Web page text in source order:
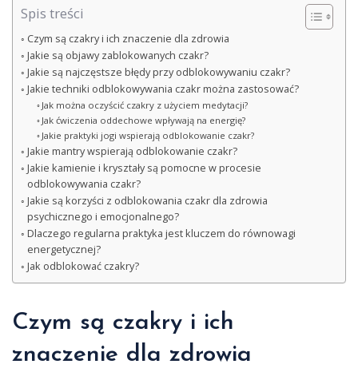
Spis treści
Czym są czakry i ich znaczenie dla zdrowia
Jakie są objawy zablokowanych czakr?
Jakie są najczęstsze błędy przy odblokowywaniu czakr?
Jakie techniki odblokowywania czakr można zastosować?
Jak można oczyścić czakry z użyciem medytacji?
Jak ćwiczenia oddechowe wpływają na energię?
Jakie praktyki jogi wspierają odblokowanie czakr?
Jakie mantry wspierają odblokowanie czakr?
Jakie kamienie i kryształy są pomocne w procesie
odblokowywania czakr?
Jakie są korzyści z odblokowania czakr dla zdrowia
psychicznego i emocjonalnego?
Dlaczego regularna praktyka jest kluczem do równowagi
energetycznej?
Jak odblokować czakry?
Czym są czakry i ich
znaczenie dla zdrowia